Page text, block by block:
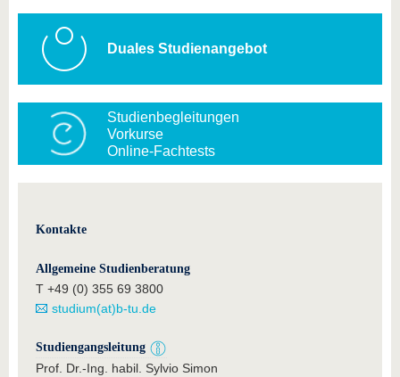
Duales Studienangebot
Studienbegleitungen
Vorkurse
Online-Fachtests
Kontakte
Allgemeine Studienberatung
T +49 (0) 355 69 3800
studium(at)b-tu.de
Studiengangsleitung
Prof. Dr.-Ing. habil. Sylvio Simon